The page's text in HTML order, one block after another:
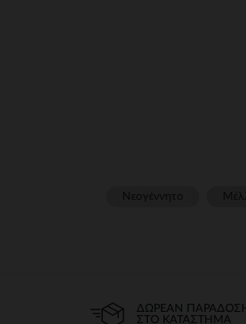
ΔΩΡΕΆΝ ΠΑΡΆΔΟΣΗ
ΣΤΟ ΚΑΤΆΣΤΗΜΑ